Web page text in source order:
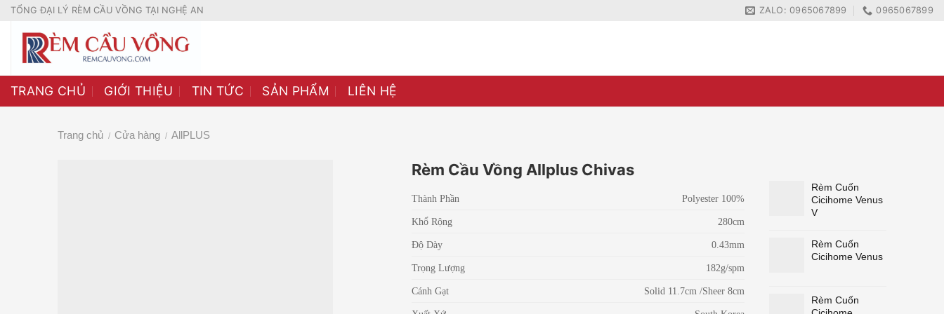
Skip
content
TỔNG ĐẠI LÝ RÈM CẦU VỒNG TẠI NGHỆ AN ZALO: 0965067899 0965067899
TRANG CHỦ GIỚI THIỆU TIN TỨC SẢN PHẨM LIÊN HỆ
Trang chủ / Cửa hàng / AllPLUS
Rèm Cầu Vồng Allplus Chivas
Thành Phần Polyester 100%
Khổ Rộng 280cm
Độ Dày 0.43mm
Trọng Lượng 182g/spm
Cánh Gạt Solid 11.7cm /Sheer 8cm
Rèm Cuốn
Cicihome Venus
V
Rèm Cuốn
Cicihome Venus
Rèm Cuốn